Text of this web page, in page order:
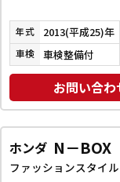
年式 2013(平成25)年
車検 車検整備付
お問い合わ
ホンダ N－BOX